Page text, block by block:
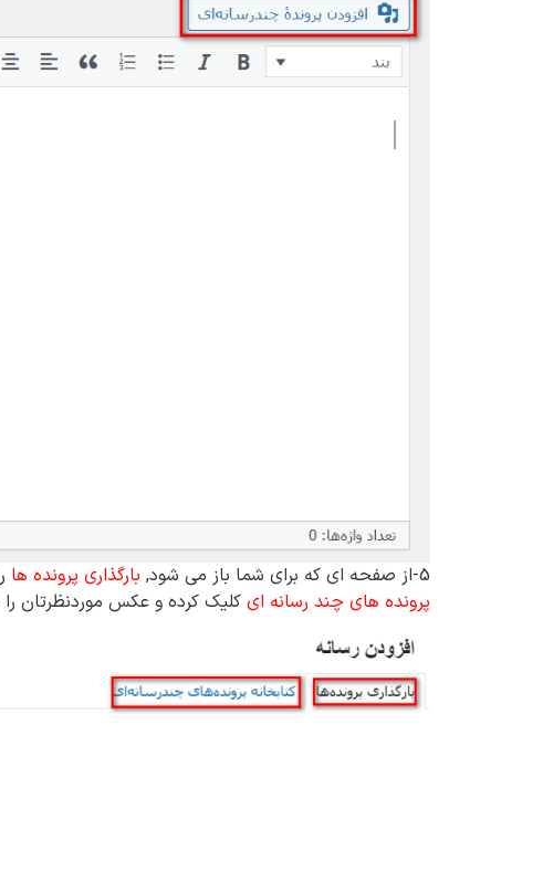
5-از صفحه ای که برای شما باز می شود, بارگذاری پرونده ها
پرونده های چند رسانه ای کلیک کرده و عکس موردنظرتان